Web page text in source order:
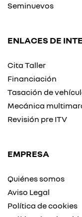
Seminuevos
ENLACES DE
Cita Taller
Financiación
Tasación de
Mecánica
Revisión pre ITV
EMPRESA
Quiénes somos
Aviso Legal
Política de cookies